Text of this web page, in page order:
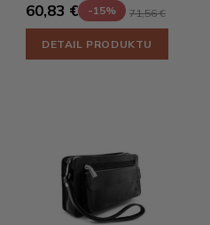
60,83 € -15% 71,56 €
DETAIL PRODUKTU